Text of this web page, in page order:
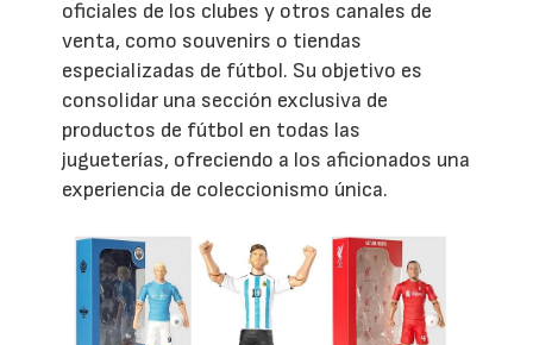
oficiales de los clubes y otros canales de
venta, como souvenirs o tiendas
especializadas de fútbol. Su objetivo es
consolidar una sección exclusiva de
productos de fútbol en todas las
jugueterías, ofreciendo a los aficionados una
experiencia de coleccionismo única.